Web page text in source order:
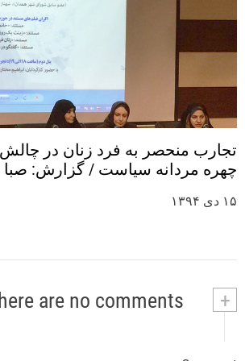
تجارب منحصر به فرد زنان در چالش
چهره مردانه سیاست / گزارش:
۱۵ دی ۱۳۹۴
+